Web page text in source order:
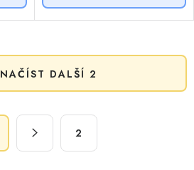
NAČÍST DALŠÍ 2
2